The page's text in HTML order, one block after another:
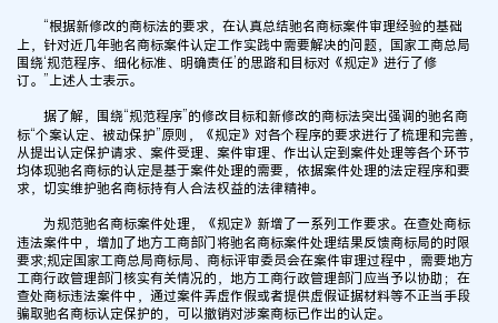
“根据新修改的商标法的要求，在认真总结驰名商标案件审理经验的基础
上，针对近几年驰名商标案件认定工作实践中需要解决的问题，国家工商总局
围绕‘规范程序、细化标准、明确责任’的思路和目标对《规定》进行了修
订。”上述人士表示。
据了解，围绕“规范程序”的修改目标和新修改的商标法突出强调的驰名商
标“个案认定、被动保护”原则，《规定》对各个程序的要求进行了梳理和完善，
从提出认定保护请求、案件受理、案件审理、作出认定到案件处理等各个环节
均体现驰名商标的认定是基于案件处理的需要，依据案件处理的法定程序和要
求，切实维护驰名商标持有人合法权益的法律精神。
为规范驰名商标案件处理，《规定》新增了一系列工作要求。在查处商标
违法案件中，增加了地方工商部门将驰名商标案件处理结果反馈商标局的时限
要求;规定国家工商总局商标局、商标评审委员会在案件审理过程中，需要地方
工商行政管理部门核实有关情况的，地方工商行政管理部门应当予以协助；在
查处商标违法案件中，通过案件弄虚作假或者提供虚假证据材料等不正当手段
骗取驰名商标认定保护的，可以撤销对涉案商标已作出的认定。